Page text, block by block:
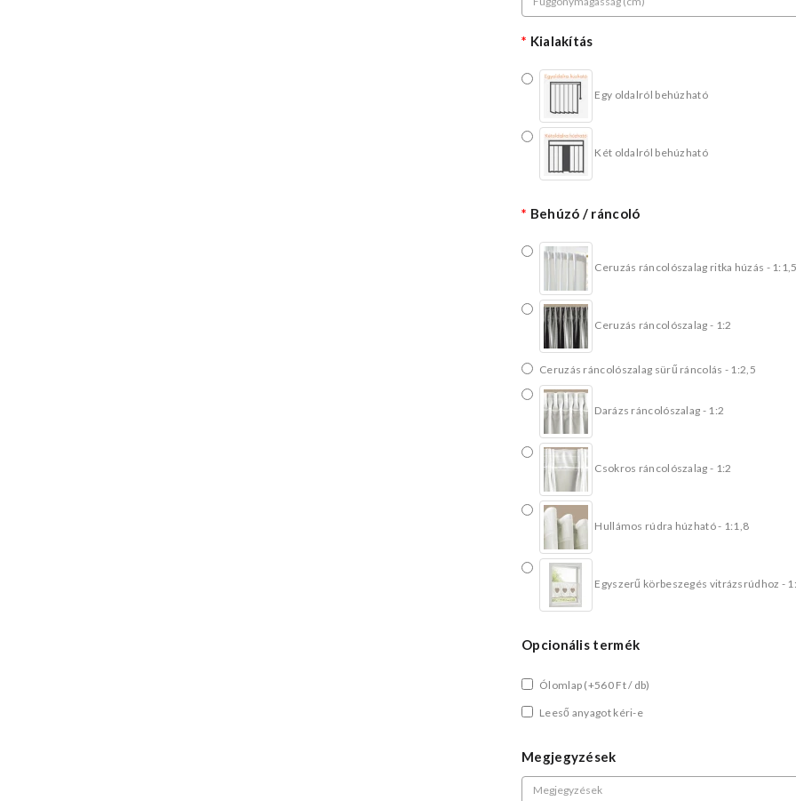
Kialakítás
Egy oldalról behúzható
Két oldalról behúzható
Behúzó / ráncoló
Ceruzás ráncolószalag ritka húzás -
Ceruzás ráncolószalag - 1:2
Ceruzás ráncolószalag sürű ráncolás - 1:2,5
Darázs ráncolószalag - 1:2
Csokros ráncolószalag - 1:2
Hullámos rúdra húzható - 1:1,8
Egyszerű körbeszegés vitrázsrúdhoz -
Opcionális termék
Ólomlap (+560 Ft / db)
Leeső anyagot kéri-e
Megjegyzések